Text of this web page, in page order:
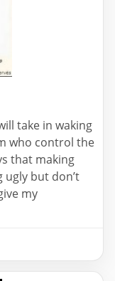
take in waking
who control the
that making
but don’t
my